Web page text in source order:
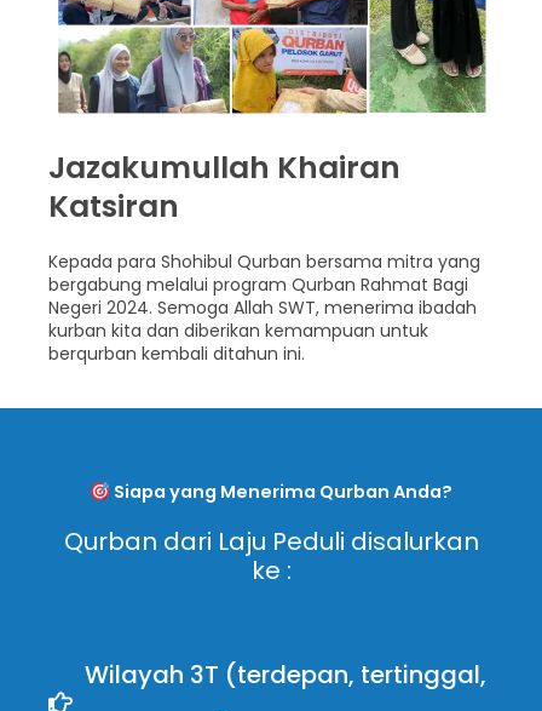
Jazakumullah Khairan
Katsiran
Kepada para Shohibul Qurban bersama mitra yang
bergabung melalui program Qurban Rahmat Bagi
Negeri 2024. Semoga Allah SWT, menerima ibadah
kurban kita dan diberikan kemampuan untuk
berqurban kembali ditahun ini.
Siapa yang Menerima Qurban Anda?
Qurban dari Laju Peduli disalurkan
ke :
Wilayah 3T (terdepan, tertinggal,